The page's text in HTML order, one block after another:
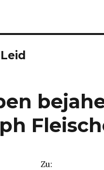
Leid
Zu: